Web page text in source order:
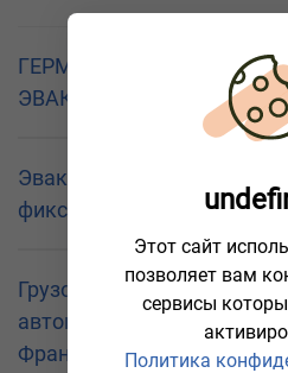
ГЕРМАНИЯ, А2 ,38350
ЭВАКУАЦИЯ MERCEDES-
Эвакуатор в Германии по
фиксированой цене
Грузовой эвакуатор.
автовоза Iveco из
Франция ) до Каунаса /
Этот сайт
позволяет вам
сервисы
Политика